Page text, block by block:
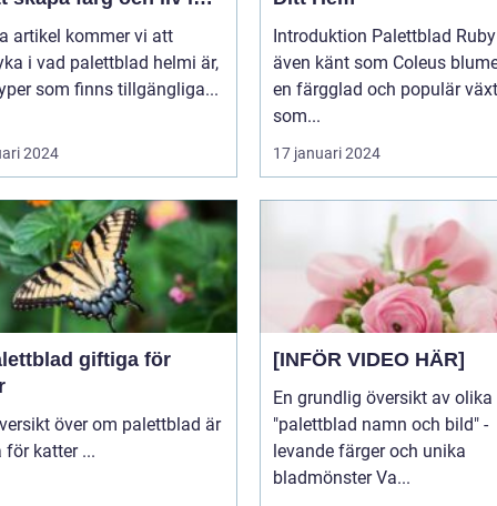
trädgårdar
artikel kommer vi att
i vad palettblad helmi är,
som finns tillgängliga...
2024
Introduktion Palettblad Ruby Road,
även känt som Coleus
en färgglad och populär växt
som...
17 januari 2024
giftiga för
giftiga för katter ...
[INFÖR VIDEO HÄR]
En grundlig översikt av olika
"palettblad namn och bild" -
levande färger och unika
bladmönster Va...